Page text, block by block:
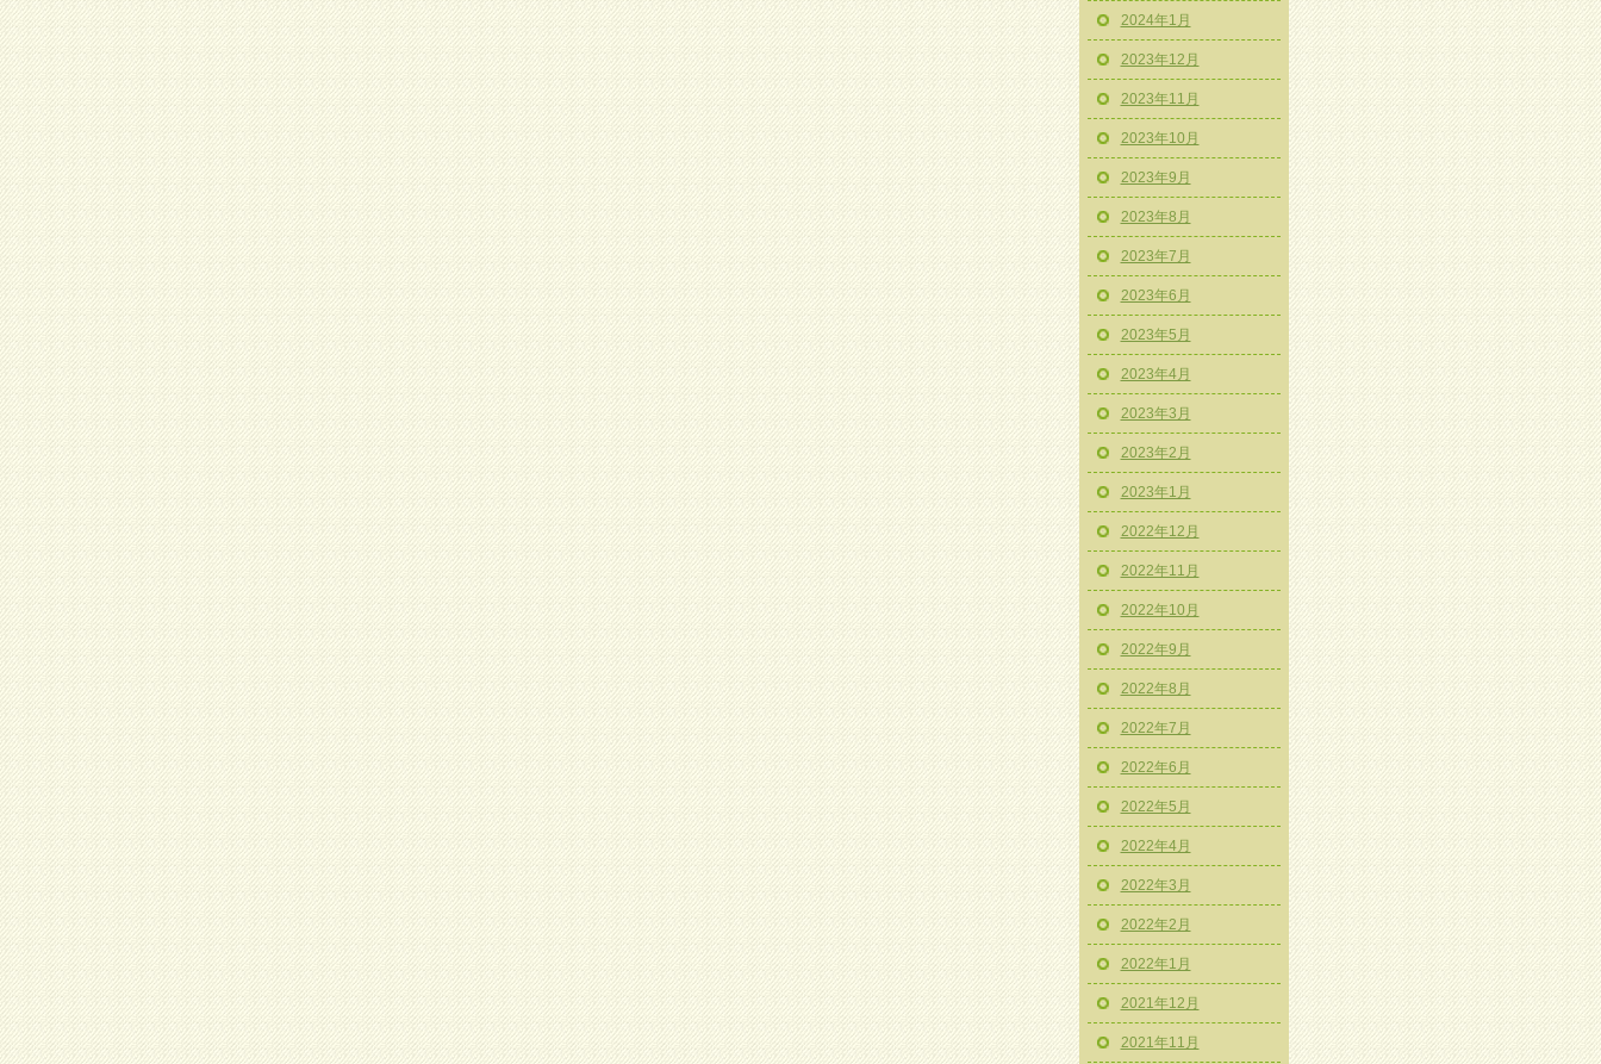
2024年1月
2023年12月
2023年11月
2023年10月
2023年9月
2023年8月
2023年7月
2023年6月
2023年5月
2023年4月
2023年3月
2023年2月
2023年1月
2022年12月
2022年11月
2022年10月
2022年9月
2022年8月
2022年7月
2022年6月
2022年5月
2022年4月
2022年3月
2022年2月
2022年1月
2021年12月
2021年11月